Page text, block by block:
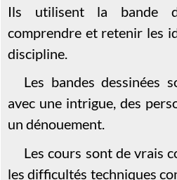
Ils utilisent la bande
comprendre et retenir les
discipline.
Les bandes dessinées
avec une intrigue, des
un dénouement.
Les cours sont de vrais
les difficultés techniques